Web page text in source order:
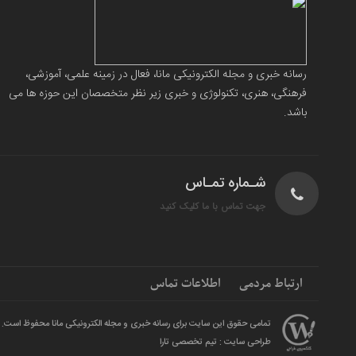
رسانه خبری و مجله الکترونیکی مانا، فعال در زمینه علمی، آموزشی،
فرهنگی، هنری، تکنولوژی و خبری زیر نظر متخصصان این حوزه ها می
باشد.
شـماره تمـاس
جهت تماس با ما کلیک کنید
ارتباط مردمی اطلاعات تماس
تمامی حقوق این سایت برای رسانه خبری و مجله الکترونیکی مانا محفوظ است.
طراحی سایت : تیم تخصصی تارا